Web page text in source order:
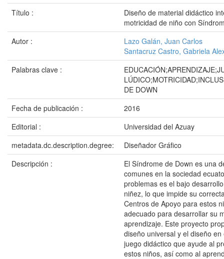
Título :
Diseño de material didáctico
motricidad de niño con
Autor :
Lazo Galán, Juan Carlos
Santacruz Castro, Gabriela
Palabras clave :
DE DOWN
Fecha de publicación :
2016
Editorial :
Universidad del Azuay
metadata.dc.description.degree:
Diseñador Gráfico
Descripción :
El Síndrome de Down es una
comunes en la sociedad
problemas es el bajo
niñez, lo que impide su
Centros de Apoyo para estos
adecuado para desarrollar su
aprendizaje. Este proyecto
diseño universal y el diseño
juego didáctico que ayude al
estos niños, así como al